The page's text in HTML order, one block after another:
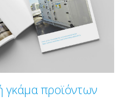
γκάμα προϊόντων